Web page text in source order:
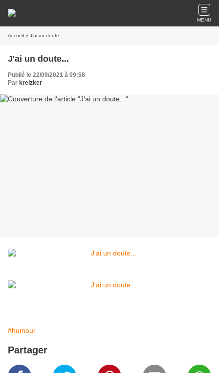
MENU
Accueil » J'ai un doute...
J'ai un doute...
Publié le 22/09/2021 à 09:58
Par kreizker
#humour
Partager